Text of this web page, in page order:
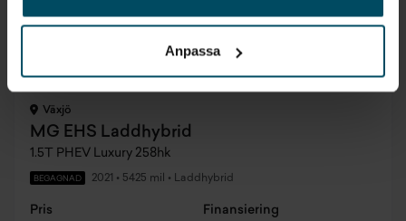
Anpassa
Växjö
MG EHS Laddhybrid
1.5T PHEV Luxury 258hk
BEGAGNAD 2021 • 5425 mil • Laddhybrid
Pris Finansiering